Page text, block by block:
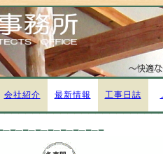
す。
会社紹介 最新情報 工事日誌